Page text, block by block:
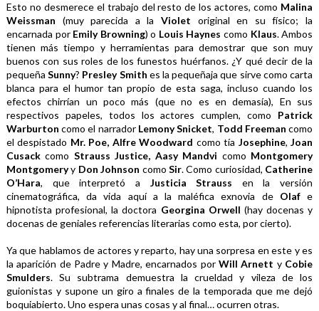
Esto no desmerece el trabajo del resto de los actores, como Malina
Weissman (muy parecida a la Violet original en su físico; la
encarnada por Emily Browning) o Louis Haynes como Klaus. Ambos
tienen más tiempo y herramientas para demostrar que son muy
buenos con sus roles de los funestos huérfanos. ¿Y qué decir de la
pequeña Sunny? Presley Smith es la pequeñaja que sirve como carta
blanca para el humor tan propio de esta saga, incluso cuando los
efectos chirrían un poco más (que no es en demasía), En sus
respectivos papeles, todos los actores cumplen, como Patrick
Warburton como el narrador Lemony Snicket, Todd Freeman como
el despistado Mr. Poe, Alfre Woodward como tía Josephine, Joan
Cusack como Strauss Justice, Aasy Mandvi como Montgomery
Montgomery y Don Johnson como Sir. Como curiosidad, Catherine
O’Hara, que interpretó a Justicia Strauss en la versión
cinematográfica, da vida aquí a la maléfica exnovia de Olaf e
hipnotista profesional, la doctora Georgina Orwell (hay docenas y
docenas de geniales referencias literarias como esta, por cierto).
Ya que hablamos de actores y reparto, hay una sorpresa en este y es
la aparición de Padre y Madre, encarnados por Will Arnett y Cobie
Smulders. Su subtrama demuestra la crueldad y vileza de los
guionistas y supone un giro a finales de la temporada que me dejó
boquiabierto. Uno espera unas cosas y al final… ocurren otras.